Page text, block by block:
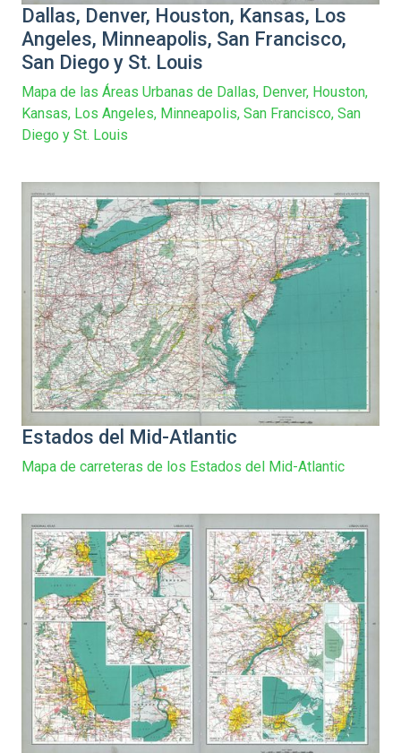
Dallas, Denver, Houston, Kansas, Los
Angeles, Minneapolis, San Francisco,
San Diego y St. Louis
Mapa de las Áreas Urbanas de Dallas, Denver, Houston,
Kansas, Los Angeles, Minneapolis, San Francisco, San
Diego y St. Louis
Estados del Mid-Atlantic
Mapa de carreteras de los Estados del Mid-Atlantic